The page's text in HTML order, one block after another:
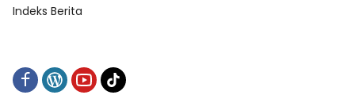
Indeks Berita